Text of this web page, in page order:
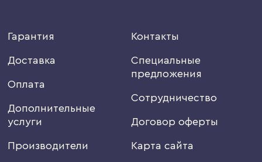
Гарантия
Доставка
Оплата
Дополнительные
услуги
Производители
Контакты
Специальные
предложения
Сотрудничество
Договор оферты
Карта сайта